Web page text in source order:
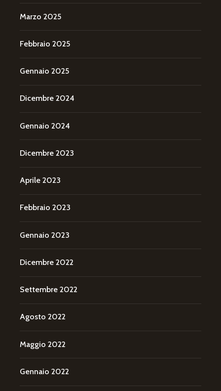
Marzo 2025
Febbraio 2025
Gennaio 2025
Dicembre 2024
Gennaio 2024
Dicembre 2023
Aprile 2023
Febbraio 2023
Gennaio 2023
Dicembre 2022
Settembre 2022
Agosto 2022
Maggio 2022
Gennaio 2022